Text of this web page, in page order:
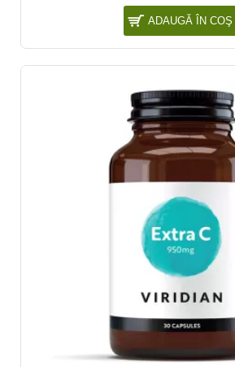
ADAUGĂ ÎN COŞ